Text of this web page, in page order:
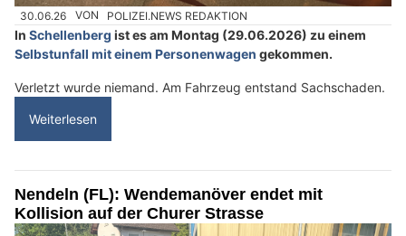
30.06.26 VON POLIZEI.NEWS REDAKTION
In Schellenberg ist es am Montag (29.06.2026) zu einem
Selbstunfall mit einem Personenwagen gekommen.
Verletzt wurde niemand. Am Fahrzeug entstand Sachschaden.
Weiterlesen
Nendeln (FL): Wendemanöver endet mit
Kollision auf der Churer Strasse